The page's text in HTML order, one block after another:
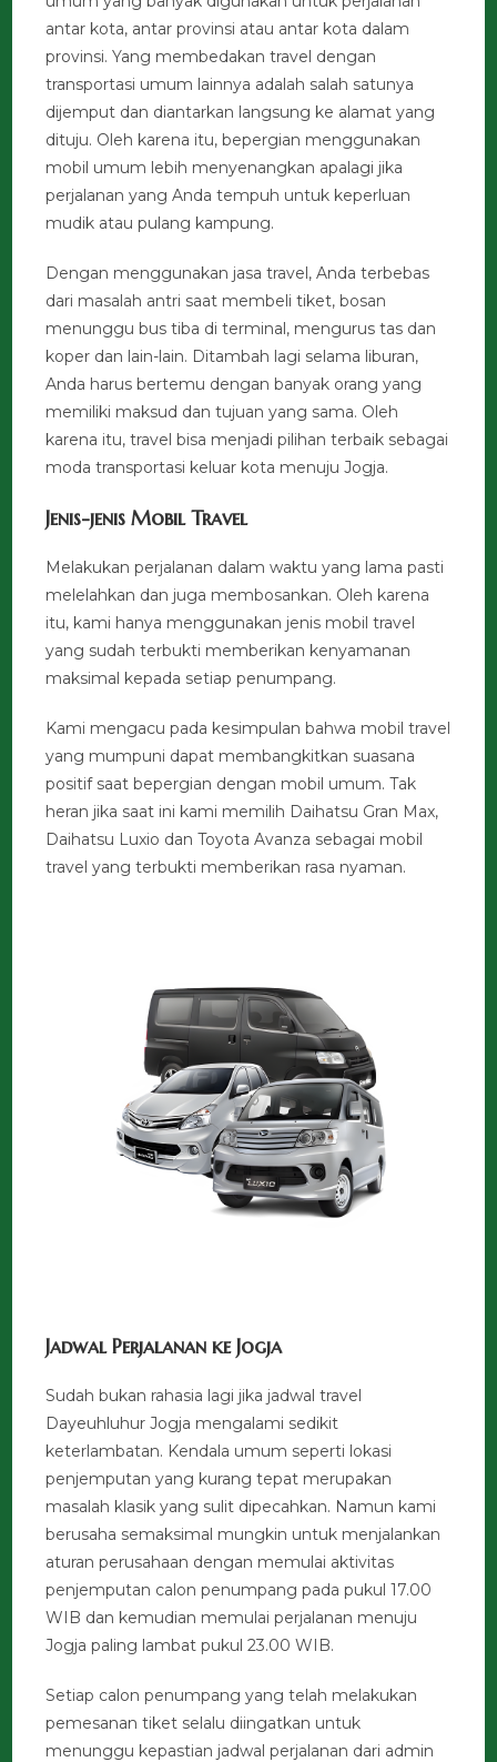
antar kota, antar provinsi atau antar kota dalam
provinsi. Yang membedakan travel dengan
transportasi umum lainnya adalah salah satunya
dijemput dan diantarkan langsung ke alamat yang
dituju. Oleh karena itu, bepergian menggunakan
mobil umum lebih menyenangkan apalagi jika
perjalanan yang Anda tempuh untuk keperluan
mudik atau pulang kampung.
Dengan menggunakan jasa travel, Anda terbebas
dari masalah antri saat membeli tiket, bosan
menunggu bus tiba di terminal, mengurus tas dan
koper dan lain-lain. Ditambah lagi selama liburan,
Anda harus bertemu dengan banyak orang yang
memiliki maksud dan tujuan yang sama. Oleh
karena itu, travel bisa menjadi pilihan terbaik sebagai
moda transportasi keluar kota menuju Jogja.
Jenis-jenis Mobil Travel
Melakukan perjalanan dalam waktu yang lama pasti
melelahkan dan juga membosankan. Oleh karena
itu, kami hanya menggunakan jenis mobil travel
yang sudah terbukti memberikan kenyamanan
maksimal kepada setiap penumpang.
Kami mengacu pada kesimpulan bahwa mobil travel
yang mumpuni dapat membangkitkan suasana
positif saat bepergian dengan mobil umum. Tak
heran jika saat ini kami memilih Daihatsu Gran Max,
Daihatsu Luxio dan Toyota Avanza sebagai mobil
travel yang terbukti memberikan rasa nyaman.
Jadwal Perjalanan ke Jogja
Sudah bukan rahasia lagi jika jadwal travel
Dayeuhluhur Jogja mengalami sedikit
keterlambatan. Kendala umum seperti lokasi
penjemputan yang kurang tepat merupakan
masalah klasik yang sulit dipecahkan. Namun kami
berusaha semaksimal mungkin untuk menjalankan
aturan perusahaan dengan memulai aktivitas
penjemputan calon penumpang pada pukul 17.00
WIB dan kemudian memulai perjalanan menuju
Jogja paling lambat pukul 23.00 WIB.
Setiap calon penumpang yang telah melakukan
pemesanan tiket selalu diingatkan untuk
menunggu kepastian jadwal perjalanan dari admin